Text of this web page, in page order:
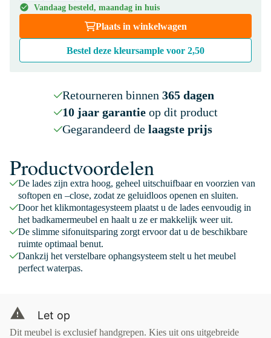
Vandaag besteld, maandag in huis
Plaats in winkelwagen
Bestel deze kleursample voor 2,50
Retourneren binnen 365 dagen
10 jaar garantieop dit product
Gegarandeerd de laagste prijs
Productvoordelen
De lades zijn extra hoog, geheel uitschuifbaar en voorzien van
softopen en –close, zodat ze geluidloos openen en sluiten.
Door het klikmontagesysteem plaatst u de lades eenvoudig in
het badkamermeubel en haalt u ze er makkelijk weer uit.
De slimme sifonuitsparing zorgt ervoor dat u de beschikbare
ruimte optimaal benut.
Dankzij het verstelbare ophangsysteem stelt u het meubel
perfect waterpas.
Let op
Dit meubel is exclusief handgrepen. Kies uit ons uitgebreide